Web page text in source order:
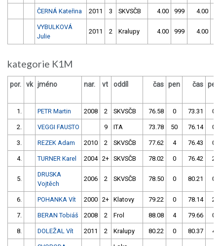
ČERNÁ Kateřina 2011 3 SKVSČB 4.00 999 4.00
VYBULKOVÁ
Julie
2011 2 Kralupy 4.00 999 4.00
kategorie K1M
por. vk jméno nar. vt oddíl čas pen čas pen
1. PETR Martin 2008 2 SKVSČB 76.58 0 73.31 0
2. VEGGI FAUSTO 9 ITA 73.78 50 76.14 0
3. REZEK Adam 2010 2 SKVSČB 77.62 4 76.43 0
4. TURNER Karel 2004 2+ SKVSČB 78.02 0 76.42 2
5.
DRUSKA
Vojtěch
2006 2 SKVSČB 78.50 0 80.21 0
6. POHANKA Vít 2000 2+ Klatovy 79.22 0 78.14 2
7. BERAN Tobiáš 2008 2 Frol 88.08 4 79.66 0
8. DOLEŽAL Vít 2011 2 Kralupy 80.22 0 80.37 4